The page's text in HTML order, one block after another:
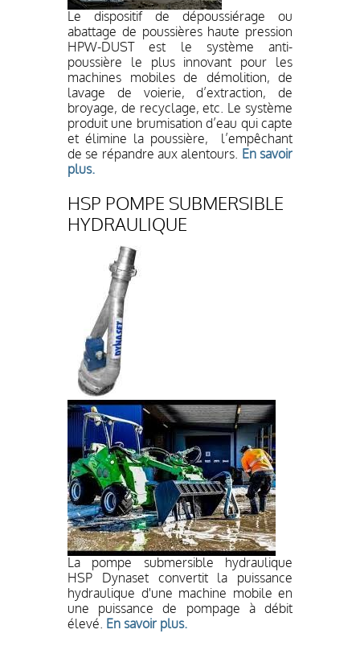
Le dispositif de dépoussiérage ou
abattage de poussières haute pression
HPW-DUST est le système anti-
poussière le plus innovant pour les
machines mobiles de démolition, de
lavage de voierie, d’extraction, de
broyage, de recyclage, etc. Le système
produit une brumisation d’eau qui capte
et élimine la poussière, l’empêchant
de se répandre aux alentours. En savoir
plus.
HSP POMPE SUBMERSIBLE
HYDRAULIQUE
La pompe submersible hydraulique
HSP Dynaset convertit la puissance
hydraulique d'une machine mobile en
une puissance de pompage à débit
élevé. En savoir plus.